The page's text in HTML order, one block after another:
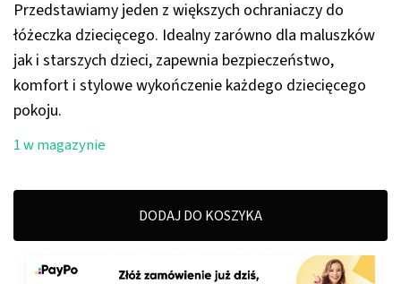
Przedstawiamy jeden z większych ochraniaczy do
łóżeczka dziecięcego. Idealny zarówno dla maluszków
jak i starszych dzieci, zapewnia bezpieczeństwo,
komfort i stylowe wykończenie każdego dziecięcego
pokoju.
1 w magazynie
DODAJ DO KOSZYKA